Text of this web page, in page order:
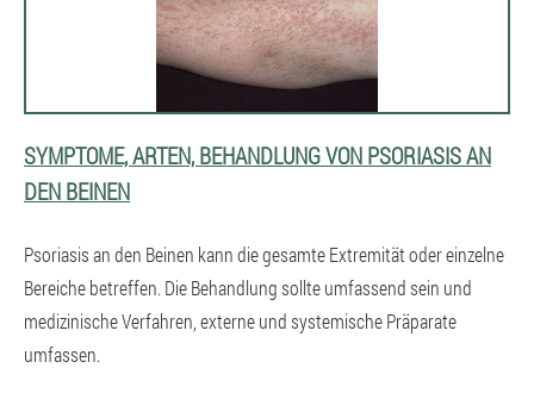
SYMPTOME, ARTEN, BEHANDLUNG VON PSORIASIS AN
DEN BEINEN
Psoriasis an den Beinen kann die gesamte Extremität oder einzelne
Bereiche betreffen. Die Behandlung sollte umfassend sein und
medizinische Verfahren, externe und systemische Präparate
umfassen.